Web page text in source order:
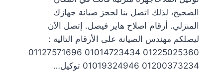
الصحيح، لذلك اتصل بنا لحجز صيانة جهازك
المنزلي. أرقام اصلاح هاير فيصل. إتصل الآن
ليصلكم مهندس الصيانة على الأرقام التالية :
01225025360 01014723434 01127571696
01200373234 01019324946 توكيل…